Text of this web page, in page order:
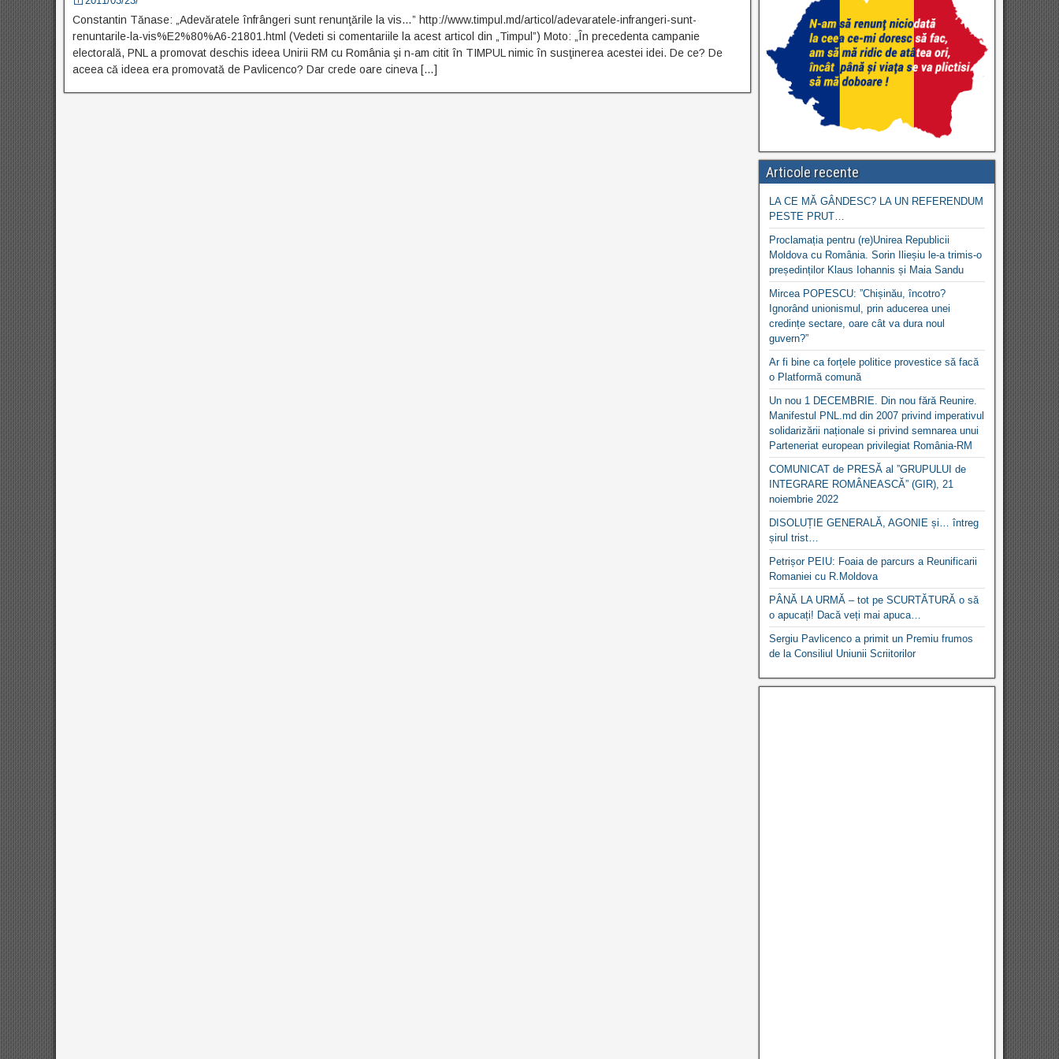
Constantin Tănase: „Adevăratele înfrângeri sunt renunţările la vis…” http://www.timpul.md/articol/adevaratele-infrangeri-sunt-
renuntarile-la-vis%E2%80%A6-21801.html (Vedeti si comentariile la acest articol din „Timpul”) Moto: „În precedenta campanie
electorală, PNL a promovat deschis ideea Unirii RM cu România şi n-am citit în TIMPUL nimic în susţinerea acestei idei. De ce? De
aceea că ideea era promovată de Pavlicenco? Dar crede oare cineva […]
Articole recente
LA CE MĂ GÂNDESC? LA UN REFERENDUM
PESTE PRUT…
Proclamația pentru (re)Unirea Republicii
Moldova cu România. Sorin Ilieșiu le-a trimis-o
președinților Klaus Iohannis și Maia Sandu
Mircea POPESCU: ”Chișinău, încotro?
Ignorând unionismul, prin aducerea unei
credințe sectare, oare cât va dura noul
guvern?”
Ar fi bine ca forțele politice provestice să facă
o Platformă comună
Un nou 1 DECEMBRIE. Din nou fără Reunire.
Manifestul PNL.md din 2007 privind imperativul
solidarizării naționale si privind semnarea unui
Parteneriat european privilegiat România-RM
COMUNICAT de PRESĂ al ”GRUPULUI de
INTEGRARE ROMÂNEASCĂ” (GIR), 21
noiembrie 2022
DISOLUȚIE GENERALĂ, AGONIE și… întreg
șirul trist…
Petrișor PEIU: Foaia de parcurs a Reunificarii
Romaniei cu R.Moldova
PÂNĂ LA URMĂ – tot pe SCURTĂTURĂ o să
o apucați! Dacă veți mai apuca…
Sergiu Pavlicenco a primit un Premiu frumos
de la Consiliul Uniunii Scriitorilor